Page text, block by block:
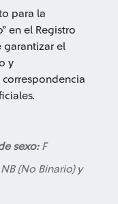
para la
en el Registro
garantizar el
y
sexo: F
(No Binario) y